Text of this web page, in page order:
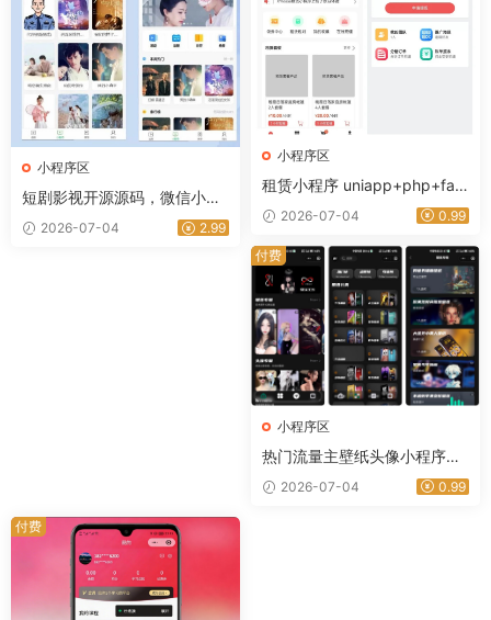
小程序区
短剧影视开源源码，微信小程
序H5网页付费模式会员系统
2026-07-04 2.99
小程序区
租赁小程序 uniapp+php+fast
admin2026-07-04 0.99
小程序区
热门流量主壁纸头像小程序源
码 最火小程序源码副业小程序
2026-07-04 0.99
付费
付费